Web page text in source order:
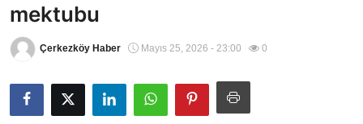
Ekonomi Haberleri
Magazin Haberleri
Spor Haberleri
mektubu
Çerkezköy Haber Mayıs 25, 2026 - 23:00 0